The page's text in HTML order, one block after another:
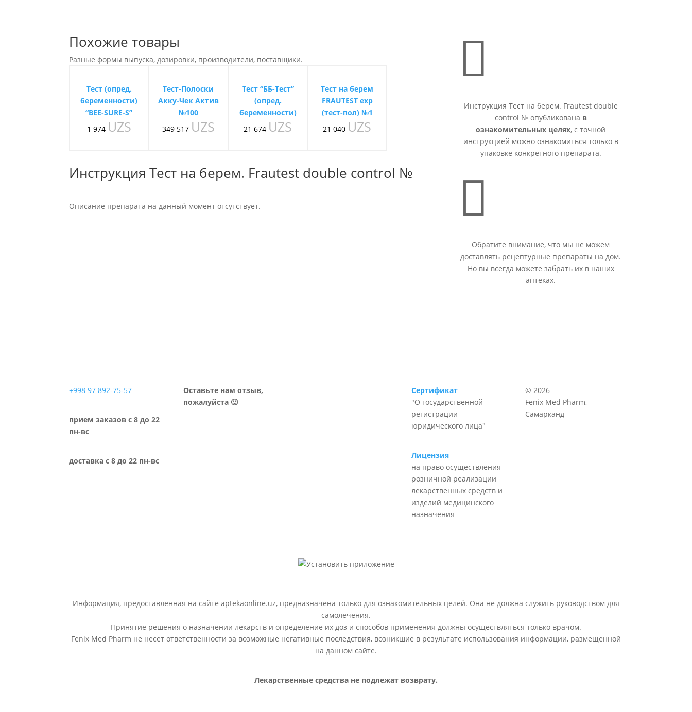
Похожие товары
Разные формы выпуска, дозировки, производители, поставщики.
Тест (опред.
беременности)
“BEE-SURE-S”
1 974 UZS
Тест-Полоски
Акку-Чек Актив
№100
349 517 UZS
Тест “ББ-Тест”
(опред.
беременности)
21 674 UZS
Тест на берем
FRAUTEST exp
(тест-пол) №1
21 040 UZS
Инструкция Тест на берем. Frautest double control №
Описание препарата на данный момент отсутствует.

Инструкция Тест на берем. Frautest double
control № опубликована в
ознакомительных целях, с точной
инструкцией можно ознакомиться только в
упаковке конкретного препарата.

Обратите внимание, что мы не можем
доставлять рецептурные препараты на дом.
Но вы всегда можете забрать их в наших
аптеках.
+998 97 892-75-57
прием заказов с 8 до 22
пн-вс
доставка с 8 до 22 пн-вс
Оставьте нам отзыв,
пожалуйста 🙂
Сертификат
"О государственной
регистрации
юридического лица"
Лицензия
на право осуществления
розничной реализации
лекарственных средств и
изделий медицинского
назначения
© 2026
Fenix Med Pharm,
Самарканд
Информация, предоставленная на сайте aptekaonline.uz, предназначена только для ознакомительных целей. Она не должна служить руководством для
самолечения.
Принятие решения о назначении лекарств и определение их доз и способов применения должны осуществляться только врачом.
Fenix Med Pharm не несет ответственности за возможные негативные последствия, возникшие в результате использования информации, размещенной
на данном сайте.
Лекарственные средства не подлежат возврату.